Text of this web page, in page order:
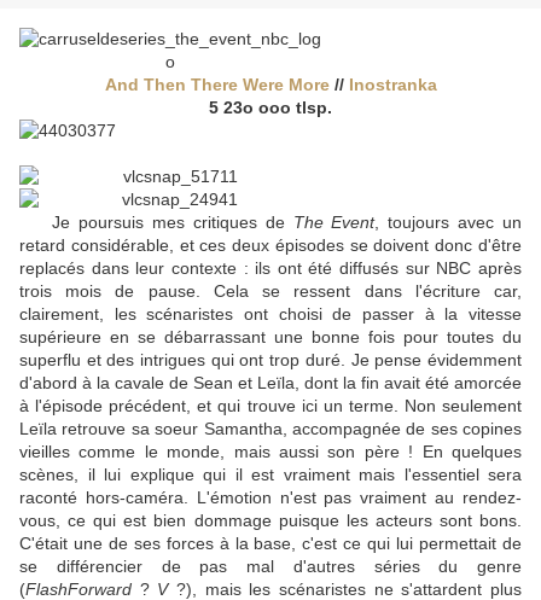
And Then There Were More// Inostranka
5 23o ooo tlsp.
Je poursuis mes critiques de The Event, toujours avec un
retard considérable, et ces deux épisodes se doivent donc d'être
replacés dans leur contexte : ils ont été diffusés sur NBC après
trois mois de pause. Cela se ressent dans l'écriture car,
clairement, les scénaristes ont choisi de passer à la vitesse
supérieure en se débarrassant une bonne fois pour toutes du
superflu et des intrigues qui ont trop duré. Je pense évidemment
d'abord à la cavale de Sean et Leïla, dont la fin avait été amorcée
à l'épisode précédent, et qui trouve ici un terme. Non seulement
Leïla retrouve sa soeur Samantha, accompagnée de ses copines
vieilles comme le monde, mais aussi son père ! En quelques
scènes, il lui explique qui il est vraiment mais l'essentiel sera
raconté hors-caméra. L'émotion n'est pas vraiment au rendez-
vous, ce qui est bien dommage puisque les acteurs sont bons.
C'était une de ses forces à la base, c'est ce qui lui permettait de
se différencier de pas mal d'autres séries du genre
(FlashForward ? V?), mais les scénaristes ne s'attardent plus